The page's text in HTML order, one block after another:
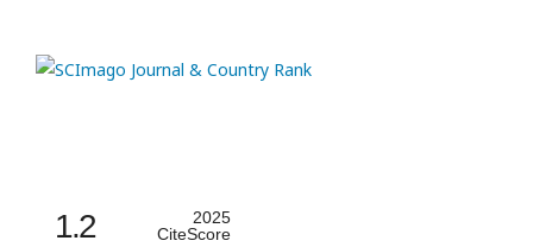
1.2
2025
CiteScore